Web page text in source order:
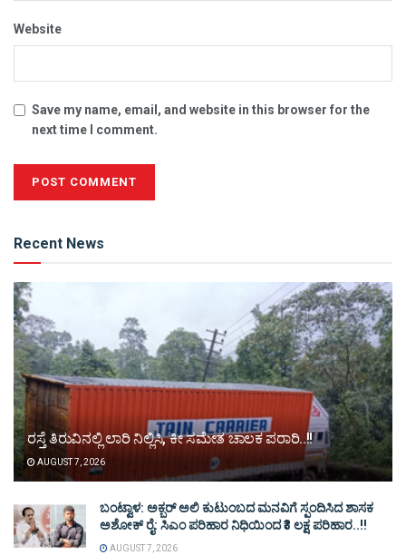
Website
Save my name, email, and website in this browser for the
next time I comment.
Recent News
ರಸ್ತೆ ತಿರುವಿನಲ್ಲಿ ಲಾರಿ ನಿಲ್ಲಿಸಿ, ಕೀ ಸಮೇತ ಚಾಲಕ ಪರಾರಿ..!!
AUGUST 7, 2026
ಬಂಟ್ವಾಳ: ಅಕ್ಬರ್ ಅಲಿ ಕುಟುಂಬದ ಮನವಿಗೆ ಸ್ಪಂದಿಸಿದ ಶಾಸಕ
ಅಶೋಕ್ ರೈ: ಸಿಎಂ ಪರಿಹಾರ ನಿಧಿಯಿಂದ ₹3 ಲಕ್ಷ ಪರಿಹಾರ..!!
AUGUST 7, 2026